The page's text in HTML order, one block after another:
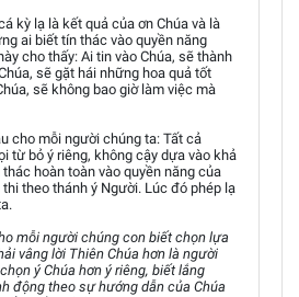
kỳ lạ là kết quả của ơn Chúa và là
ai biết tín thác vào quyền năng
cho thấy: Ai tin vào Chúa, sẽ thành
sẽ gặt hái những hoa quả tốt
sẽ không bao giờ làm việc mà
cho mỗi người chúng ta: Tất cả
từ bỏ ý riêng, không cậy dựa vào khả
hoàn toàn vào quyền năng của
theo thánh ý Người. Lúc đó phép lạ
mỗi người chúng con biết chọn lựa
vâng lời Thiên Chúa hơn là người
ý Chúa hơn ý riêng, biết lắng
động theo sự hướng dẫn của Chúa